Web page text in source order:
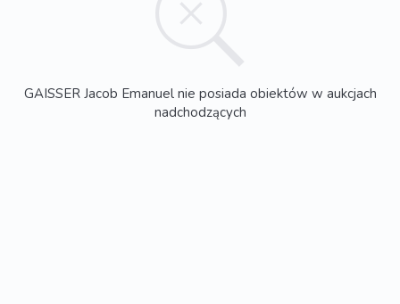
GAISSER Jacob Emanuel nie posiada obiektów w aukcjach
nadchodzących